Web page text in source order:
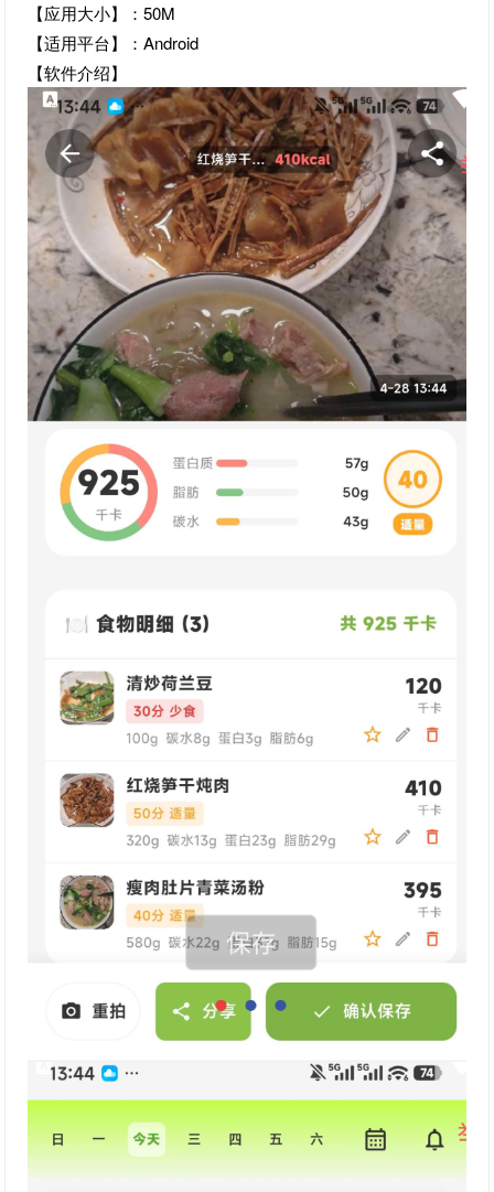
【应用大小】：50M
【适用平台】：Android
【软件介绍】